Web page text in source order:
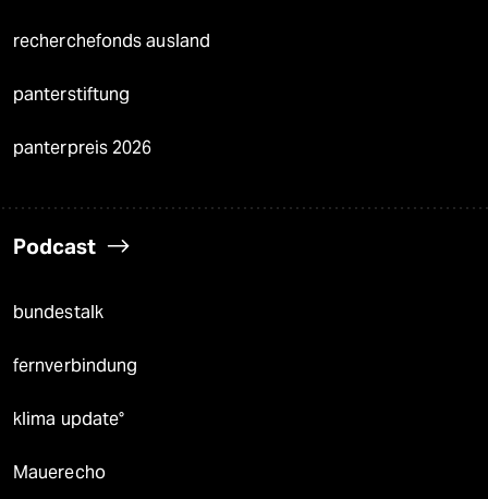
recherchefonds ausland
panterstiftung
panterpreis 2026
Podcast
bundestalk
fernverbindung
klima update°
Mauerecho